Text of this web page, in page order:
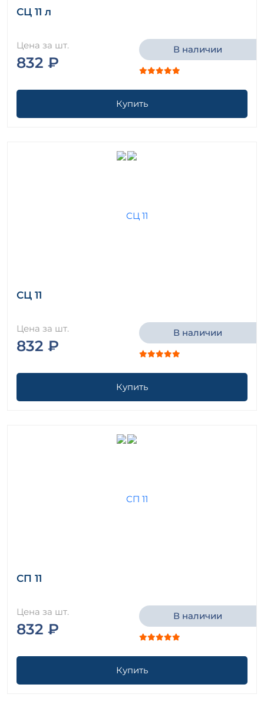
СЦ 11 л
Цена за шт.
832 ₽
В наличии
Купить
СЦ 11
Цена за шт.
832 ₽
В наличии
Купить
СП 11
Цена за шт.
832 ₽
В наличии
Купить